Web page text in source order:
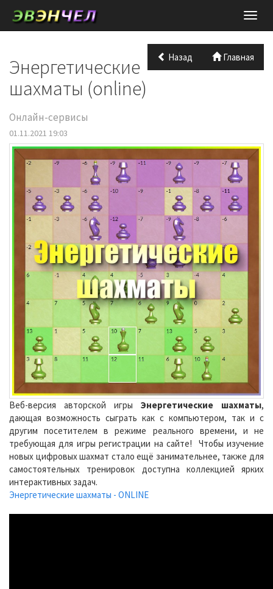
Главная
Назад
Энергетические
шахматы (online)
Онлайн-сервисы
01.11.2021 19:03
Веб-версия авторской игры Энергетические шахматы,
дающая возможность сыграть как с компьютером, так и с
другим посетителем в режиме реального времени, и не
требующая для игры регистрации на сайте! Чтобы изучение
новых цифровых шахмат стало ещё занимательнее, также для
самостоятельных тренировок доступна коллекцией ярких
интерактивных задач.
Энергетические шахматы - ONLINE